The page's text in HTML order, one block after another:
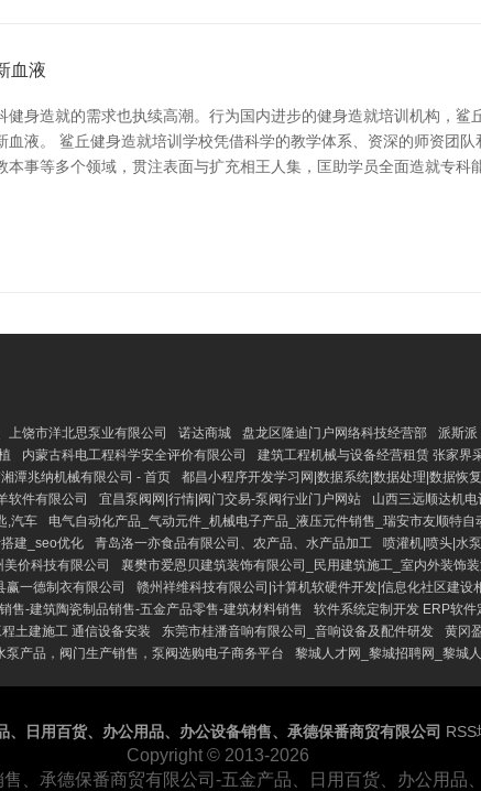
血液
身造就的需求也执续高潮。行为国内进步的健身造就培训机构，
液。 鲨丘健身造就培训学校凭借科学的教学体系、资深的师资团
事等多个领域，贯注表面与扩充相王人集，匡助学员全面造就专
上饶市洋北思泵业有限公司 诺达商城 盘龙区隆迪门户网络科技经营部 派斯派
内蒙古科电工程科学安全评价有限公司 建筑工程机械与设备经营租赁 张家界
潭兆纳机械有限公司 - 首页 都昌小程序开发学习网|数据系统|数据处理|数据恢复
软件有限公司 宜昌泵阀网|行情|阀门交易-泵阀行业门户网站 山西三远顺达机电
,汽车
电气自动化产品_气动元件_机械电子产品_液压元件销售_瑞安市友顺特自
建_seo优化
青岛洛一亦食品有限公司、农产品、水产品加工
喷灌机|喷头|水
美价科技有限公司 襄樊市爱恩贝建筑装饰有限公司_民用建筑施工_室内外装饰
赢一德制衣有限公司
赣州祥维科技有限公司|计算机软硬件开发|信息化社区建设
售-建筑陶瓷制品销售-五金产品零售-建筑材料销售
软件系统定制开发 ERP软
土建施工 通信设备安装
东莞市桂潘音响有限公司_音响设备及配件研发
黄冈
产品，阀门生产销售，泵阀选购电子商务平台
黎城人才网_黎城招聘网_黎城
、日用百货、办公用品、办公设备销售、承德保番商贸有限公司 RSS
Copyright © 2013-2026
、承德保番商贸有限公司-五金产品、日用百货、办公用品